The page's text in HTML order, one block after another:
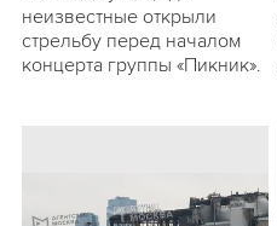
неизвестные открыли
стрельбу перед началом
концерта группы «Пикник».